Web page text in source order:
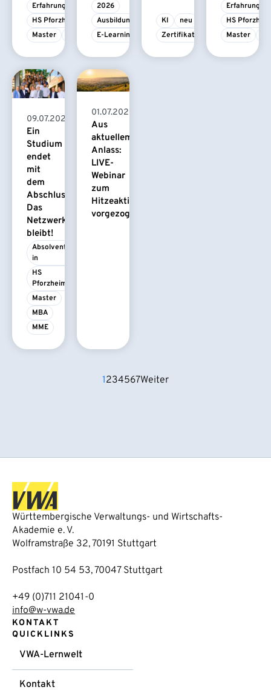
Erfahrungsbericht
HS Pforzheim
Master
2026
Ausbildung
E-Learning
KI
neu
Zertifikatskurs
HS
Master
09.07.2026
Ein
Studium
endet
mit
dem
Abschluss.
Das
Netzwerk
bleibt!
Absolvent/-
in
HS
Pforzheim
Master
MBA
MME
01.07.2026
Aus
aktuellem
Anlass:
LIVE-
Webinar
zum
Hitzeaktionsplan
vorgezogen
1234567Weiter
Württembergische Verwaltungs- und Wirtschafts-
Akademie e. V.
Wolframstraße 32, 70191 Stuttgart
Postfach 10 54 53, 70047 Stuttgart
+49 (0)711 21041-0
info@w-vwa.de
KONTAKT
QUICKLINKS
VWA-Lernwelt
Kontakt